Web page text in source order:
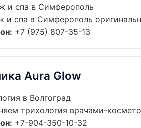
и спа в Симферополь
и спа в Симферополь
+7 (975) 807-35-13
Aura Glow
в Волгоград
трихология врачами-
+7-904-350-10-32